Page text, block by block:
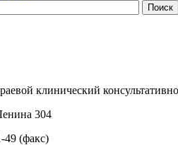
клинический
304
49 (факс)